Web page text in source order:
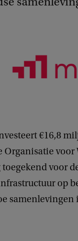
€16,8
Organisatie
voor
op
samenlevingen